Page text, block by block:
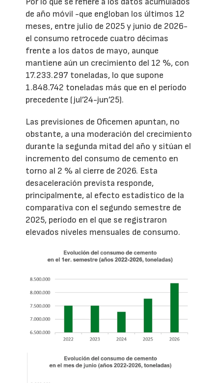
de año móvil -que engloban los últimos 12
meses, entre julio de 2025 y junio de 2026-
el consumo retrocede cuatro décimas
frente a los datos de mayo, aunque
mantiene aún un crecimiento del 12 %, con
17.233.297 toneladas, lo que supone
1.848.742 toneladas más que en el período
precedente (jul’24-jun’25).
Las previsiones de Oficemen apuntan, no
obstante, a una moderación del crecimiento
durante la segunda mitad del año y sitúan el
incremento del consumo de cemento en
torno al 2 % al cierre de 2026. Esta
desaceleración prevista responde,
principalmente, al efecto estadístico de la
comparativa con el segundo semestre de
2025, período en el que se registraron
elevados niveles mensuales de consumo.